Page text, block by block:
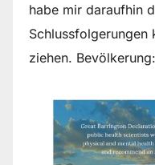
habe mir daraufhin
Schlussfolgerungen
ziehen.